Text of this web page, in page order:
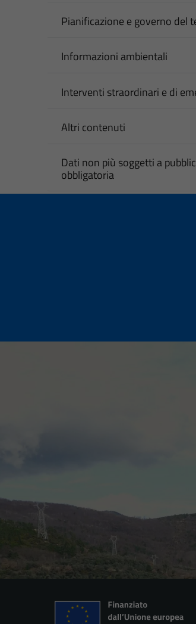
Pianificazione e governo del
Informazioni ambientali
Interventi straordinari e di
Altri contenuti
Dati non più soggetti a
obbligatoria